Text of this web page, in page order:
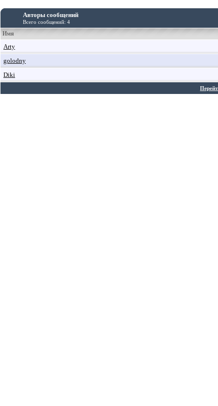
Авторы сообщений
Всего сообщений: 4
Имя
Arty
golodny
Diki